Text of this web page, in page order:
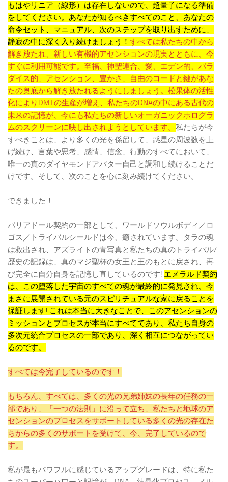
もはやリニア（線形）は存在しないので、超量子になる準備
をしてください。あなたが知るべきすべてのこと、あなたの
命令セット、マニュアル、次のステップを取り出すために、
静寂の中に深く入り続けましょう！ すべては私たちの中から
解き放たれ、新しい有機的アセンションの現実とともに、今
すぐに利用可能です。至福、神聖連合、愛、エデン的、パラ
ダイス的、アセンション、豊かさ、自由のコードと鍵があな
たの奥底から解き放たれるようにしましょう。松果体の活性
化によりDMTの生産が増え、私たちのDNAの中にある古代の
未来の記憶が、今にも私たちの新しいオーガニックホログラ
ムのスクリーンに映し出されようとしています。 私たちが今
すべきことは、より多くの光を係留して、惑星の周波数を上
げ続け、言葉や思考、感情、信念、行動のすべてにおいて、
唯一の真のダイヤモンドアバター自己と調和し続けることだ
けです。そして、次のことを心に刻み続けてください。
できました！
パリアドール契約の一部として、ワールドソウルボディ／ロ
ゴス／トライバルシールドは今、癒されています。タラの魂
は救出され、アズライトの青写真と私たちの真のトライバル/
歴史の記録は、真のマジ聖杯の女王と王のもとに戻され、再
び完全に自分自身を記憶し直しているのです! エメラルド契約
は、この堕落した宇宙のすべての魂が最終的に発見され、今
まさに展開されている元のスピリチュアルな家に戻ることを
保証します! これは本当に大きなことで、このアセンションの
ミッションとプロセスが本当にすべてであり、私たち自身の
多次元統合プロセスの一部であり、深く相互につながってい
るのです。
すべては今完了しているのです！
もちろん、すべては、多くの光の兄弟姉妹の長年の任務の一
部であり、「一つの法則」に沿って立ち、私たちと地球のア
センションのプロセスをサポートしている多くの光の存在た
ちからの多くのサポートを受けて、今、完了しているので
す。
私が最もパワフルに感じているアップグレードは、特に私た